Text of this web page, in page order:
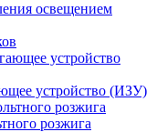
освещением
устройство (ИЗУ)
розжига